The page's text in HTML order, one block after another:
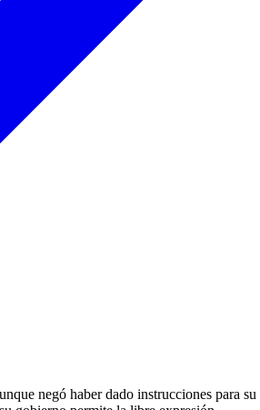
negó haber dado instrucciones para